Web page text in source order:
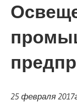
25 февраля